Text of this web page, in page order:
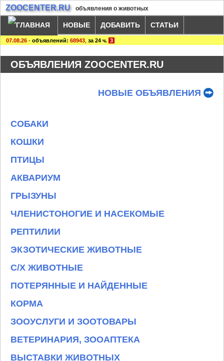
ZOOCENTER.RU объявления о животных
НОВЫЕ ДОБАВИТЬ СТАТЬИ
07.08.26 - объявлений: 68943 за 24 ч. 3
ОБЪЯВЛЕНИЯ ZOOCENTER.RU
НОВЫЕ ОБЪЯВЛЕНИЯ
СОБАКИ
КОШКИ
ПТИЦЫ
АКВАРИУМ
ГРЫЗУНЫ
ЧЛЕНИСТОНОГИЕ И НАСЕКОМЫЕ
РЕПТИЛИИ
ЭКЗОТИЧЕСКИЕ ЖИВОТНЫЕ
С/Х ЖИВОТНЫЕ
ПОТЕРЯННЫЕ И НАЙДЕННЫЕ
КОРМА
ЗООУСЛУГИ И ЗООТОВАРЫ
ВЕТЕРИНАРИЯ, ЗООАПТЕКА
ВЫСТАВКИ ЖИВОТНЫХ